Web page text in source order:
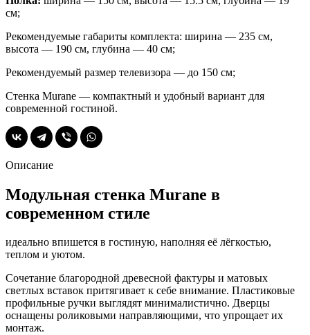
см;
Рекомендуемые габариты комплекта: ширина — 235 см,
высота — 190 см, глубина — 40 см;
Рекомендуемый размер телевизора — до 150 см;
Стенка Murane — компактный и удобный вариант для
современной гостиной.
Описание
Модульная стенка Murane в
современном стиле
идеально впишется в гостиную, наполняя её лёгкостью,
теплом и уютом.
Сочетание благородной древесной фактуры и матовых
светлых вставок притягивает к себе внимание. Пластиковые
профильные ручки выглядят минималистично. Дверцы
оснащены роликовыми направляющими, что упрощает их
монтаж.